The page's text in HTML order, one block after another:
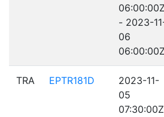
06:00:00Z
- 2023-
06
06:00:00Z
TRA EPTR181D
2023-11-
05
07:30:00Z